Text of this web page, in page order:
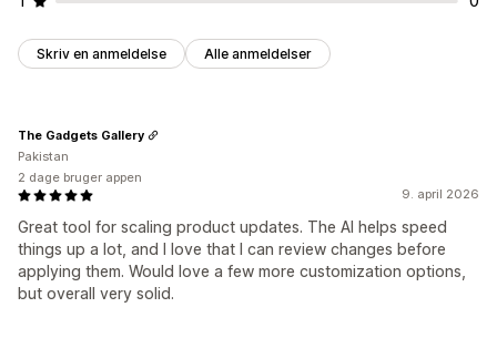
Skriv en anmeldelse Alle anmeldelser
9. april 2026
Great tool for scaling product updates. The AI helps speed
things up a lot, and I love that I can review changes before
applying them. Would love a few more customization options,
but overall very solid.
The Gadgets Gallery
Pakistan
2 dage bruger appen